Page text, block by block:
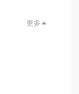
更多 